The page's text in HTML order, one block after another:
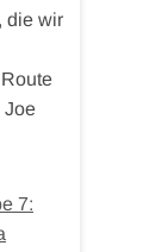
die wir
Joe
7: